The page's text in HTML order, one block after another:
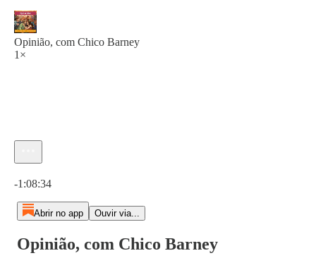
Opinião, com Chico Barney
1×
-1:08:34
Abrir no app Ouvir via...
Opinião, com Chico Barney